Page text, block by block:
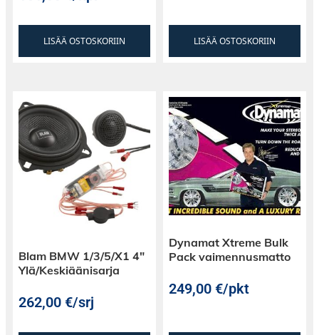
LISÄÄ OSTOSKORIIN LISÄÄ OSTOSKORIIN
Blam BMW 1/3/5/X1 4″
Ylä/Keskiäänisarja
262,00€/srj
Dynamat Xtreme Bulk
Pack vaimennusmatto
249,00€/pkt